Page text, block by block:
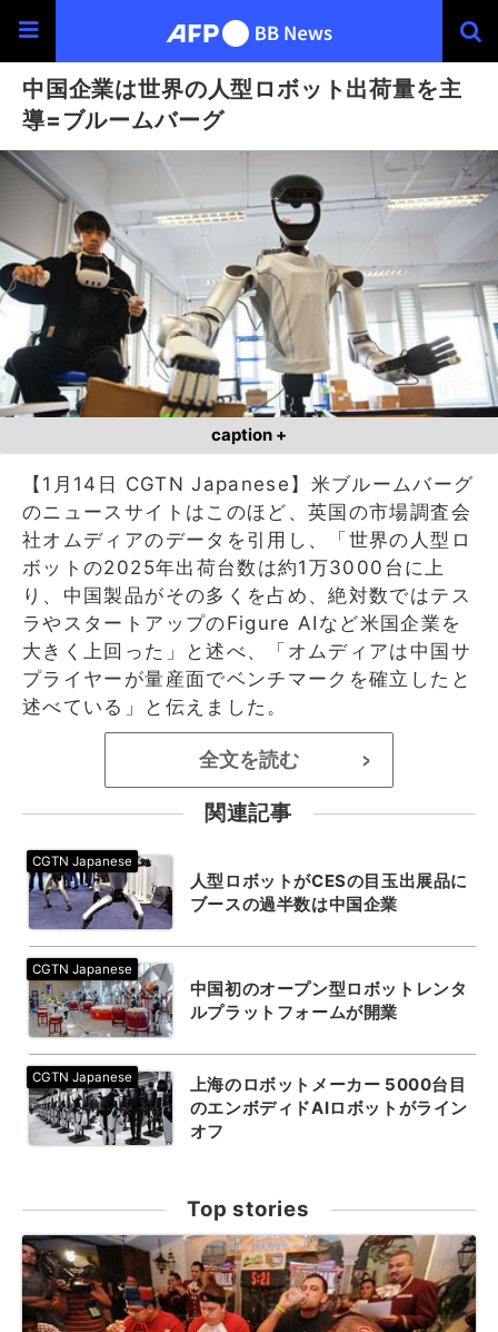
中国企業は世界の人型ロボット出荷量を主
導=ブルームバーグ
caption +
【1月14日 CGTN Japanese】米ブルームバーグ
のニュースサイトはこのほど、英国の市場調査会
社オムディアのデータを引用し、「世界の人型ロ
ボットの2025年出荷台数は約1万3000台に上
り、中国製品がその多くを占め、絶対数ではテス
ラやスタートアップのFigure AIなど米国企業を
大きく上回った」と述べ、「オムディアは中国サ
プライヤーが量産面でベンチマークを確立したと
述べている」と伝えました。
全文を読む >
関連記事
人型ロボットがCESの目玉出展品に
ブースの過半数は中国企業
中国初のオープン型ロボットレンタ
ルプラットフォームが開業
上海のロボットメーカー 5000台目
のエンボディドAIロボットがライン
オフ
Top stories